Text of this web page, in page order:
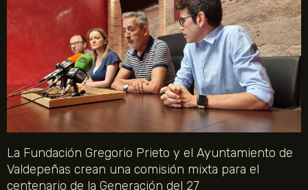
La Fundación Gregorio Prieto y el Ayuntamiento de
Valdepeñas crean una comisión mixta para el
centenario de la Generación del 27